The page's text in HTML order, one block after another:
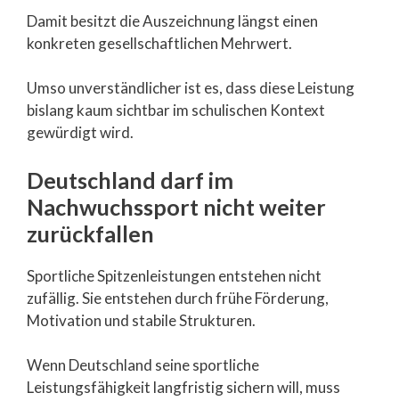
Damit besitzt die Auszeichnung längst einen
konkreten gesellschaftlichen Mehrwert.
Umso unverständlicher ist es, dass diese Leistung
bislang kaum sichtbar im schulischen Kontext
gewürdigt wird.
Deutschland darf im
Nachwuchssport nicht weiter
zurückfallen
Sportliche Spitzenleistungen entstehen nicht
zufällig. Sie entstehen durch frühe Förderung,
Motivation und stabile Strukturen.
Wenn Deutschland seine sportliche
Leistungsfähigkeit langfristig sichern will, muss